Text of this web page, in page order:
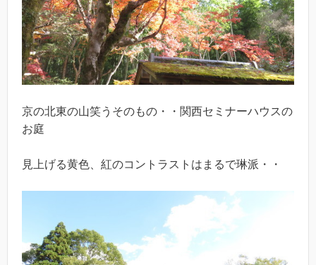
京の北東の山笑うそのもの・・関西セミナーハウスの
お庭
見上げる黄色、紅のコントラストはまるで琳派・・